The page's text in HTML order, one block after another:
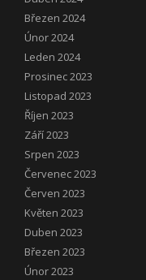
Březen 2024
Únor 2024
Leden 2024
Prosinec 2023
Listopad 2023
Říjen 2023
Září 2023
Srpen 2023
Červenec 2023
Červen 2023
Květen 2023
Duben 2023
Březen 2023
Únor 2023